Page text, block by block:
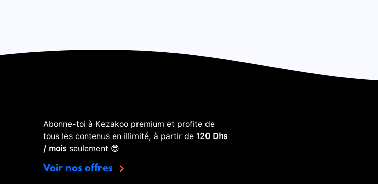
Abonne-toi à Kezakoo premium et profite de
tous les contenus en illimité, à partir de 120 Dhs
/ moisseulement 😎
Voir nos offres